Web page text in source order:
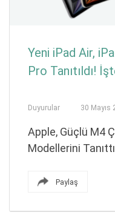
Yeni iPad Air,
Pro Tanıtıldı!
Duyurular 30 Mayıs
Apple, Güçlü M4
Modellerini
Paylaş